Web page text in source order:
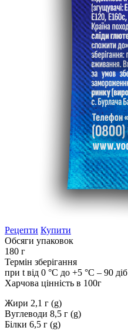
Рецепти Купити
Обсяги упаковок
180 г
Термін зберігання
при t від 0 °C до +5 °C – 90 діб
Харчова цінність в 100г
Жири 2,1 г (g)
Вуглеводи 8,5 г (g)
Білки 6,5 г (g)